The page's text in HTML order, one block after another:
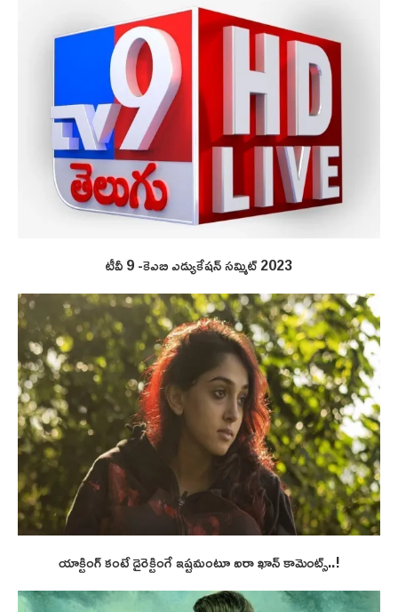
టీవీ 9 -కెఎబి ఎడ్యుకేషన్ సమ్మిట్ 2023
యాక్టింగ్ కంటే డైరెక్టింగే ఇష్టమంటూ ఐరా ఖాన్ కామెంట్స్..!